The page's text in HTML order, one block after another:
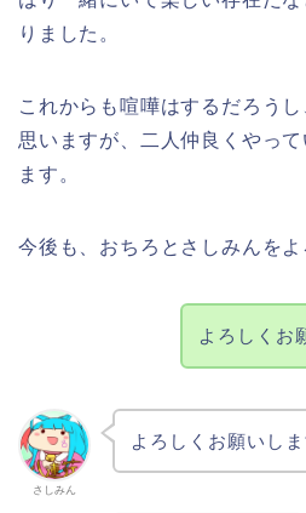
りました。
これからも喧嘩はするだろう
思いますが、二人仲良くやっ
ます。
今後も、おちろとさしみんをよ
よろしくお
さしみん
よろしくお願いし